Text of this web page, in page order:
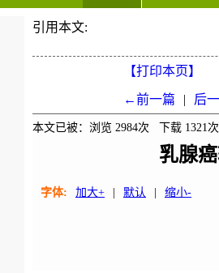
引用本文:
【打印本页】
←前一篇 | 后
本文已被：浏览 2984次 下载 1321次
乳腺
字体:
加大+ 默认 缩小-